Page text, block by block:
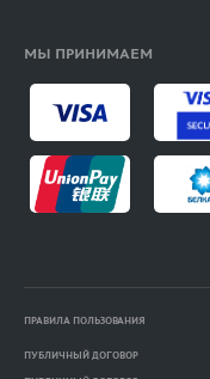
МЫ ПРИНИМАЕМ
ПРАВИЛА ПОЛЬЗОВАНИЯ
ПУБЛИЧНЫЙ ДОГОВОР